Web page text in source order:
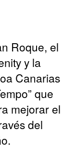
Roque, el
y la
Canarias
que
mejorar el
del